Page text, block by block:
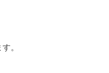
。